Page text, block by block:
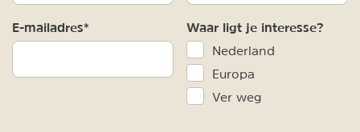
E-mailadres* Waar ligt je interesse?
Nederland
Europa
Ver weg